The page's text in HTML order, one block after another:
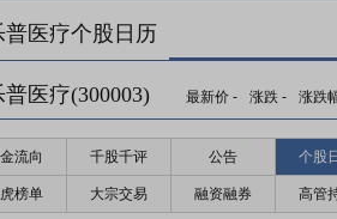
普医疗个股日历
普医疗(300003) 最新价 - 涨跌 - 涨跌
流向 千股千评 公告 个股
榜单 大宗交易 融资融券 高管